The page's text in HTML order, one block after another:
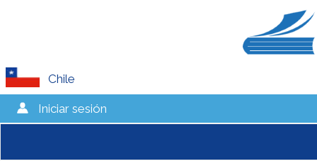
Chile
Iniciar sesión